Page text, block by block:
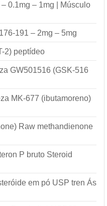
0.1mg – 1mg | Músculo
191 – 2mg – 5mg
2) peptídeo
GW501516 (GSK-516
MK-677 (ibutamoreno)
Raw methandienone
P bruto Steroid
em pó USP tren Ás